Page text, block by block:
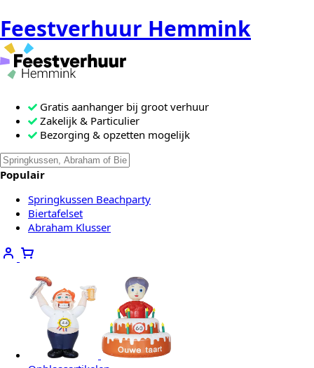
Feestverhuur Hemmink
Gratis aanhanger bij groot verhuur
Zakelijk & Particulier
Bezorging & opzetten mogelijk
Zoeken
naar:
Populair
Springkussen Beachparty
Biertafelset
Abraham Klusser